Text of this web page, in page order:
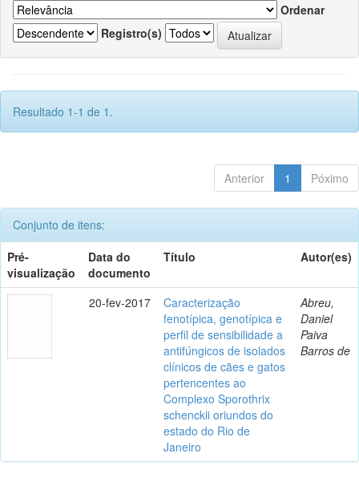
Ordenar
Registro(s)
Resultado 1-1 de 1.
Anterior 1 Póximo
Conjunto de itens:
Pré-
visualização
Data do
documento
Título Autor(es)
20-fev-2017
Caracterização
fenotípica, genotípica e
perfil de sensibilidade a
antifúngicos de isolados
clínicos de cães e gatos
pertencentes ao
Complexo Sporothrix
schenckii oriundos do
estado do Rio de
Janeiro
Abreu,
Daniel
Paiva
Barros de